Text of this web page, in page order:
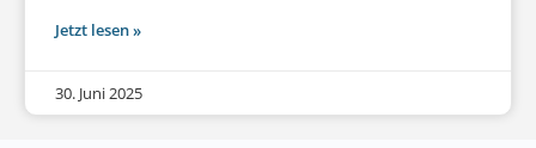
Jetzt lesen »
30. Juni 2025